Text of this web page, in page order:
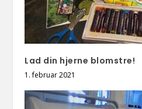
Lad din hjerne blomstre!
1. februar 2021